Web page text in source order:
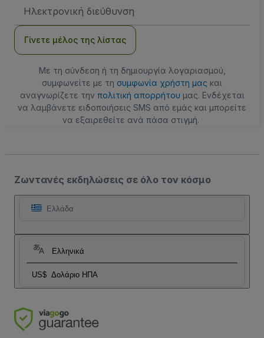
Email
Γίνετε μέλος της λίστας
Με τη σύνδεση ή τη δημιουργία λογαριασμού,
συμφωνείτε με τη συμφωνία χρήστη μας και
αναγνωρίζετε την πολιτική απορρήτου μας. Ενδέχεται
να λαμβάνετε ειδοποιήσεις SMS από εμάς και μπορείτε
να εξαιρεθείτε ανά πάσα στιγμή.
Ζωντανές εκδηλώσεις σε όλο τον κόσμο
Ελλάδα
Ελληνικά
US$ Δολάριο ΗΠΑ